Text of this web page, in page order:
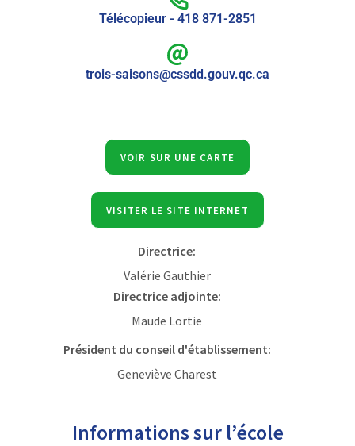
Télécopieur - 418 871-2851
trois-saisons@cssdd.gouv.qc.ca
VOIR SUR UNE CARTE
VISITER LE SITE INTERNET
Directrice:
Valérie Gauthier
Directrice adjointe:
Maude Lortie
Président du conseil d'établissement:
Geneviève Charest
Informations sur l’école